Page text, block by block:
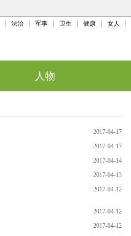
法治 军事 卫生 健康 女人
人物
2017-04-17
2017-04-17
2017-04-14
2017-04-13
2017-04-12
2017-04-12
2017-04-12